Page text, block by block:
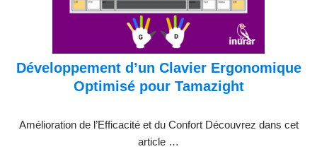
Développement d’un Clavier Ergonomique
Optimisé pour Tamazight
Amélioration de l’Efficacité et du Confort Découvrez dans cet
article …